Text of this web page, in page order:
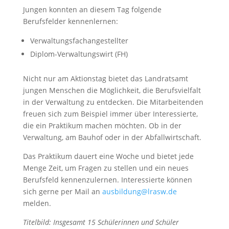
Jungen konnten an diesem Tag folgende
Berufsfelder kennenlernen:
Verwaltungsfachangestellter
Diplom-Verwaltungswirt (FH)
Nicht nur am Aktionstag bietet das Landratsamt
jungen Menschen die Möglichkeit, die Berufsvielfalt
in der Verwaltung zu entdecken. Die Mitarbeitenden
freuen sich zum Beispiel immer über Interessierte,
die ein Praktikum machen möchten. Ob in der
Verwaltung, am Bauhof oder in der Abfallwirtschaft.
Das Praktikum dauert eine Woche und bietet jede
Menge Zeit, um Fragen zu stellen und ein neues
Berufsfeld kennenzulernen. Interessierte können
sich gerne per Mail an ausbildung@lrasw.de
melden.
Titelbild: Insgesamt 15 Schülerinnen und Schüler